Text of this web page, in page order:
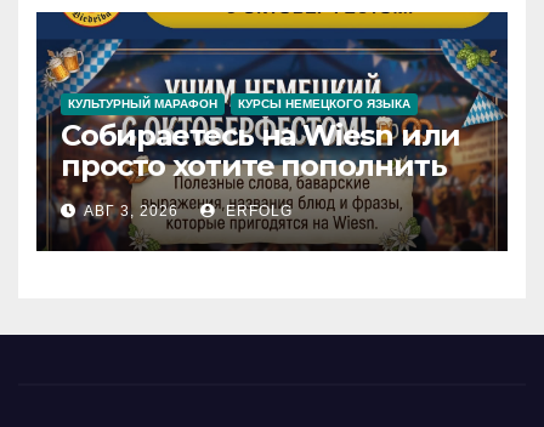
КУЛЬТУРНЫЙ МАРАФОН КУРСЫ НЕМЕЦКОГО ЯЗЫКА
Собираетесь на Wiesn или
просто хотите пополнить
словарный запас яркими
немецкими фразами? Учим
немецкий с
АВГ 3, 2026 ERFOLG